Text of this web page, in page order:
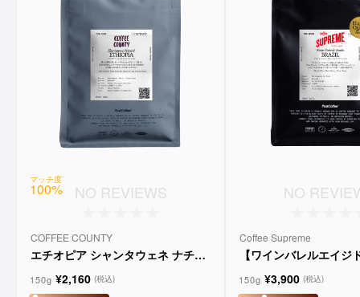
マッチ度
100% NO REVIEWS
COFFEE COUNTY
エチオピア シャンタウェネ ナチュ
150g ¥2,160 (税込)
NO
Coffee Supreme
【ワインバレルエイジ
ョ
150g ¥3,900 (税込)